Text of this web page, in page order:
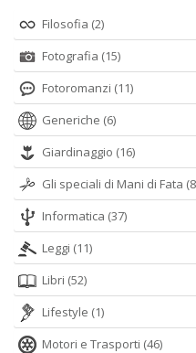
Filosofia (2)
Fotografia (15)
Fotoromanzi (11)
Generiche (6)
Giardinaggio (16)
Gli speciali di Mani di Fata
Informatica (37)
Leggi (11)
Libri (52)
Lifestyle (1)
Motori e Trasporti (46)